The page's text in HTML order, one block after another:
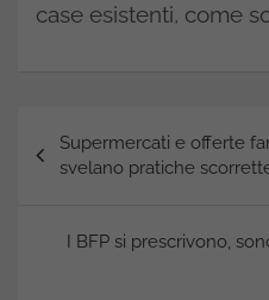
case esistenti, come
Navigazione
articoli
Supermercati e offerte
svelano pratiche
I BFP si prescrivono,